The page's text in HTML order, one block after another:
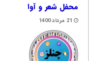
محفل شعر و آوا
21 مرداد 1400